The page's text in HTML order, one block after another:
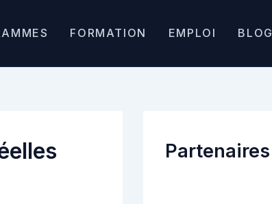
FORMATION EMPLOI BLOG
Partenaires